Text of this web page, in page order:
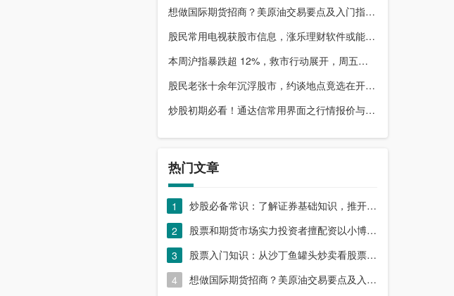
想做国际期货招商？美原油交易要点及入门指南请收好
股民常用电视获股市信息，涨乐理财软件或能满足更多需求？
本周沪指暴跌超 12%，救市行动展开，周五市场有何措施？
股民老张十余年沉浮股市，约谈地点竟选在开户超市门口？
炒股初期必看！通达信常用界面之行情报价与分时图介绍
热门文章
1
炒股必备常识：了解证券基础知识，推开股票市场大门
2
股票和期货市场实力投资者擅配资以小博大，顶配网优势尽显
3
股票入门知识：从沙丁鱼罐头炒卖看股票交易本质，你了解吗？
4
想做国际期货招商？美原油交易要点及入门指南请收好